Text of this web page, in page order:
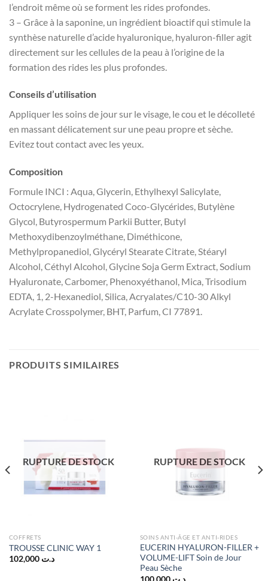
l’endroit même où se forment les rides profondes.
3 – Grâce à la saponine, un ingrédient bioactif qui stimule la
synthèse naturelle d’acide hyaluronique, hyaluron-filler agit
directement sur les cellules de la peau à l’origine de la
formation des rides les plus profondes.
Conseils d’utilisation
Appliquer les soins de jour sur le visage, le cou et le décolleté
en massant délicatement sur une peau propre et sèche.
Evitez tout contact avec les yeux.
Composition
Formule INCI : Aqua, Glycerin, Ethylhexyl Salicylate,
Octocrylene, Hydrogenated Coco-Glycérides, Butylène
Glycol, Butyrospermum Parkii Butter, Butyl
Methoxydibenzoylméthane, Diméthicone,
Methylpropanediol, Glycéryl Stearate Citrate, Stéaryl
Alcohol, Céthyl Alcohol, Glycine Soja Germ Extract, Sodium
Hyaluronate, Carbomer, Phenoxyéthanol, Mica, Trisodium
EDTA, 1, 2-Hexanediol, Silica, Acryalates/C10-30 Alkyl
Acrylate Crosspolymer, BHT, Parfum, CI 77891.
PRODUITS SIMILAIRES
RUPTURE DE STOCK
COFFRETS
TROUSSE CLINIC WAY 1
د.ت 102,000
RUPTURE DE STOCK
SOINS ANTI-ÂGE ET ANTI-RIDES
EUCERIN HYALURON-FILLER +
VOLUME-LIFT Soin de Jour
Peau Sèche
د.ت 100,000